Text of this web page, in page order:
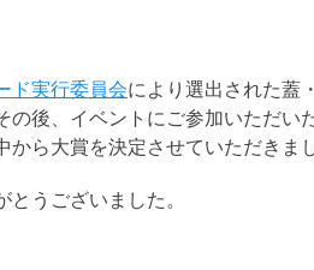
ド実行委員会により選出された蓋
後、イベントにご参加いただい
ら大賞を決定させていただきま
うございました。